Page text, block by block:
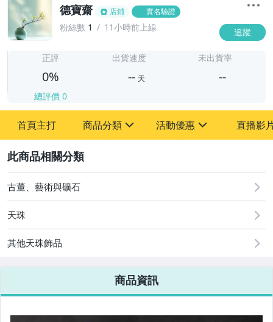
德寶齋 店鋪 實名驗證
粉絲數 1 11小時前上線 追蹤
-
正評
0%
總評價 0
出貨速度
-- 天
未出貨率
--
首頁主打 商品分類
其它
活動優惠
[全店] 追蹤本賣場立減60元【粉絲轉享】
直播影
古董、藝術與礦石
天珠
其他天珠飾品
商品資訊